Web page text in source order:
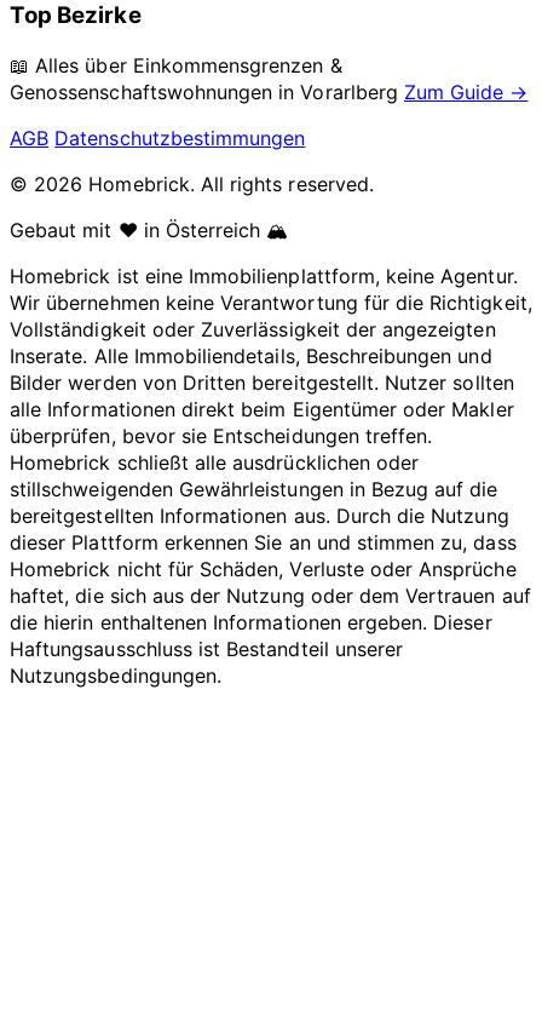
Top Bezirke
📖 Alles über Einkommensgrenzen &
Genossenschaftswohnungen inVorarlberg Zum Guide →
AGB Datenschutzbestimmungen
© 2026 Homebrick. All rights reserved.
Gebaut mit ❤️ in Österreich 🏔️
Homebrick ist eine Immobilienplattform, keine Agentur.
Wir übernehmen keine Verantwortung für die Richtigkeit,
Vollständigkeit oder Zuverlässigkeit der angezeigten
Inserate. Alle Immobiliendetails, Beschreibungen und
Bilder werden von Dritten bereitgestellt. Nutzer sollten
alle Informationen direkt beim Eigentümer oder Makler
überprüfen, bevor sie Entscheidungen treffen.
Homebrick schließt alle ausdrücklichen oder
stillschweigenden Gewährleistungen in Bezug auf die
bereitgestellten Informationen aus. Durch die Nutzung
dieser Plattform erkennen Sie an und stimmen zu, dass
Homebrick nicht für Schäden, Verluste oder Ansprüche
haftet, die sich aus der Nutzung oder dem Vertrauen auf
die hierin enthaltenen Informationen ergeben. Dieser
Haftungsausschluss ist Bestandteil unserer
Nutzungsbedingungen.